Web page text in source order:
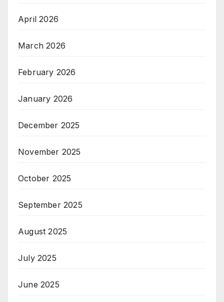
April 2026
March 2026
February 2026
January 2026
December 2025
November 2025
October 2025
September 2025
August 2025
July 2025
June 2025